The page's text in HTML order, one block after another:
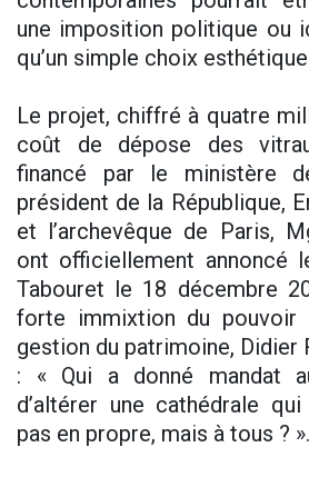
une imposition politique ou
qu’un simple choix
Le projet, chiffré à quatre
coût de dépose des
financé par le ministère
président de la République,
et l’archevêque de Paris,
ont officiellement annoncé
Tabouret le 18 décembre
forte immixtion du pouvoir
gestion du patrimoine, Didier
: « Qui a donné mandat
d’altérer une cathédrale
pas en propre, mais à tous ? ».